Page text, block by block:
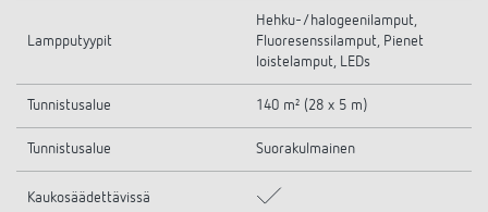
Lampputyypit
Hehku-/halogeenilamput,
Fluoresenssilamput, Pienet
loistelamput, LEDs
Tunnistusalue 140 m² (28 x 5 m)
Tunnistusalue Suorakulmainen
Kaukosäädettävissä